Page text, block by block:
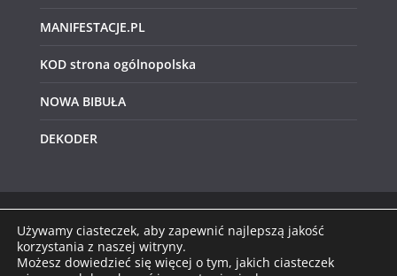
MANIFESTACJE.PL
KOD strona ogólnopolska
NOWA BIBUŁA
DEKODER
Prawa autorskie © 2026 KOD Świętokrzyskie
Wszystkie prawa zastrzeżone.
Używamy ciasteczek, aby zapewnić najlepszą jakość
korzystania z naszej witryny.
Możesz dowiedzieć się więcej o tym, jakich ciasteczek